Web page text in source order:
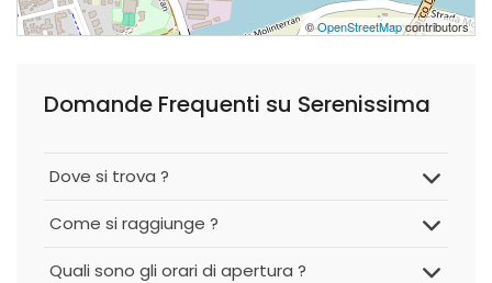
©OpenStreetMapcontributors
Domande Frequenti su Serenissima
Dove si trova ?
Come si raggiunge ?
Quali sono gli orari di apertura ?